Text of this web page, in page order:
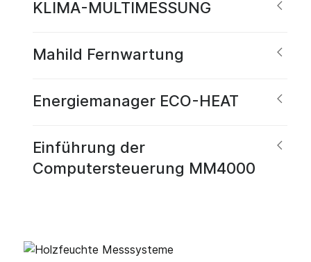
KLIMA-MULTIMESSUNG
Mahild Fernwartung
Energiemanager ECO-HEAT
Einführung der
Computersteuerung MM4000